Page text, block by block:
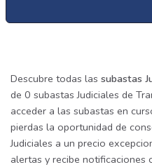
Descubre todas las subastas
de 0 subastas Judiciales de
acceder a las subastas en
pierdas la oportunidad de
Judiciales a un precio
alertas y recibe notificaciones